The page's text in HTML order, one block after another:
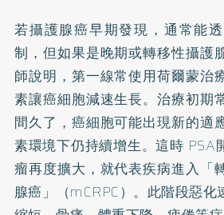
若攝護腺癌早期發現，通常能
制，但如果是晚期或轉移性攝護
師說明，第一線常使用荷爾蒙治
素讓癌細胞減速生長。治療初期
間久了，癌細胞可能出現新的適
素環境下仍持續增生。這時 PSA
瘤再度擴大，就代表疾病進入「
腺癌」（mCRPC）。此階段惡